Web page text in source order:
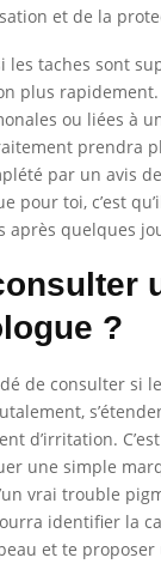
et de la
les taches sont
plus rapidement.
ou liées à
prendra
par un avis
pour toi, c’est
après quelques
?
de consulter si
d’irritation.
une simple
vrai trouble
identifier la
et te proposer